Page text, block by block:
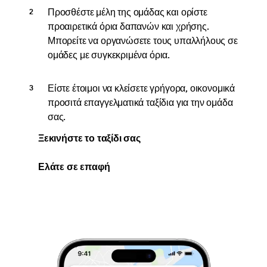
Προσθέστε μέλη της ομάδας και ορίστε
προαιρετικά όρια δαπανών και χρήσης.
Μπορείτε να οργανώσετε τους υπαλλήλους σε
ομάδες με συγκεκριμένα όρια.
Είστε έτοιμοι να κλείσετε γρήγορα, οικονομικά
προσιτά επαγγελματικά ταξίδια για την ομάδα
σας.
Ξεκινήστε το ταξίδι σας
Ελάτε σε επαφή